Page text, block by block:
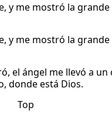
y me mostró la
y me mostró la
el ángel me llevó a
donde está Dios.
Top